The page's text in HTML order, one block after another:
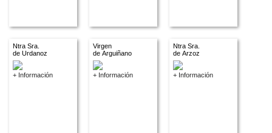
Ntra Sra.
de Urdanoz
+ Información
Virgen
de Arguiñano
+ Información
Ntra Sra.
de Arzoz
+ Información